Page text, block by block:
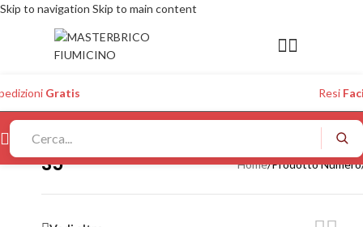
Skip to navigation Skip to main content
Gratis Resi
35 Home/Prodotto Numero